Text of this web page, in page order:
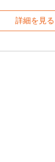
詳細を見る